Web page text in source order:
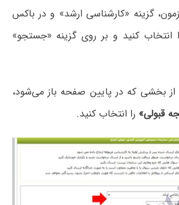
گزینه «کارشناسی ارشد» و در باکس
گزینه «۱۴۰۰» را انتخاب کنید و بر روی گزینه «جستجو»
از بخشی که در پایین صفحه باز می‌شود،
قبولی» را انتخاب کنید.